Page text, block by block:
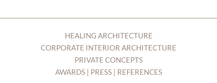
HEALING ARCHITECTURE
CORPORATE INTERIOR ARCHITECTURE
PRIVATE CONCEPTS
AWARDS | PRESS | REFERENCES